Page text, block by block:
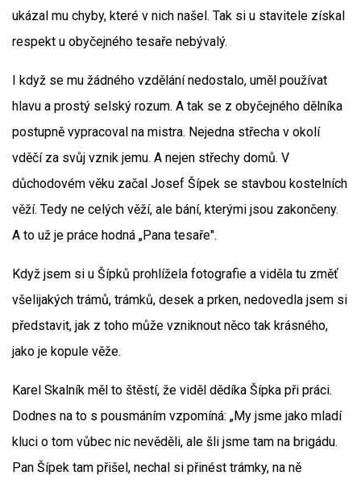
ukázal mu chyby, které v nich našel. Tak si u stavitele získal
respekt u obyčejného tesaře nebývalý.
I když se mu žádného vzdělání nedostalo, uměl používat
hlavu a prostý selský rozum. A tak se z obyčejného dělníka
postupně vypracoval na mistra. Nejedna střecha v okolí
vděčí za svůj vznik jemu. A nejen střechy domů. V
důchodovém věku začal Josef Šípek se stavbou kostelních
věží. Tedy ne celých věží, ale bání, kterými jsou zakončeny.
A to už je práce hodná „Pana tesaře".
Když jsem si u Šípků prohlížela fotografie a viděla tu změť
všelijakých trámů, trámků, desek a prken, nedovedla jsem si
představit, jak z toho může vzniknout něco tak krásného,
jako je kopule věže.
Karel Skalník měl to štěstí, že viděl dědíka Šípka při práci.
Dodnes na to s pousmáním vzpomíná: „My jsme jako mladí
kluci o tom vůbec nic nevěděli, ale šli jsme tam na brigádu.
Pan Šípek tam přišel, nechal si přinést trámky, na ně